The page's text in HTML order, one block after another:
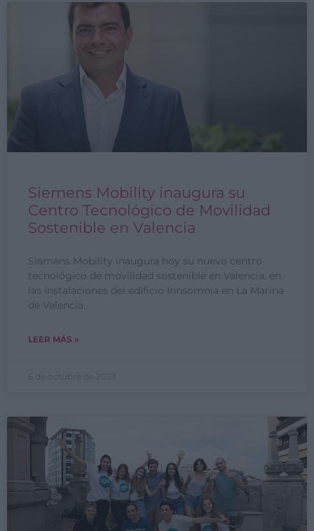
Siemens Mobility inaugura su
Centro Tecnológico de Movilidad
Sostenible en Valencia
Siemens Mobility inaugura hoy su nuevo centro
tecnológico de movilidad sostenible en Valencia, en
las instalaciones del edificio Innsomnia en La Marina
de Valencia.
LEER MÁS »